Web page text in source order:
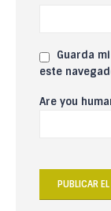
Guarda
este
Are you